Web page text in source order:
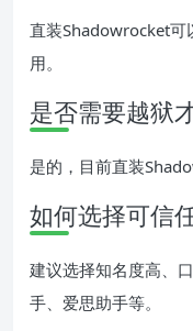
直装Shadowrocket可
用。
是否需要越狱
是的，目前直装
如何选择可信
建议选择知名度高、
手、爱思助手等。